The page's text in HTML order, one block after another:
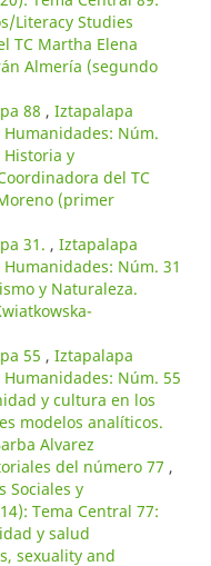
Literacy Studies
TC Martha Elena
Almería (segundo
88 , Iztapalapa
Humanidades: Núm.
Historia y
del TC
(primer
31. , Iztapalapa
Humanidades: Núm. 31
y Naturaleza.
55 , Iztapalapa
Humanidades: Núm. 55
y cultura en los
modelos analíticos.
Alvarez
del número 77 ,
Sociales y
Tema Central 77:
y salud
sexuality and